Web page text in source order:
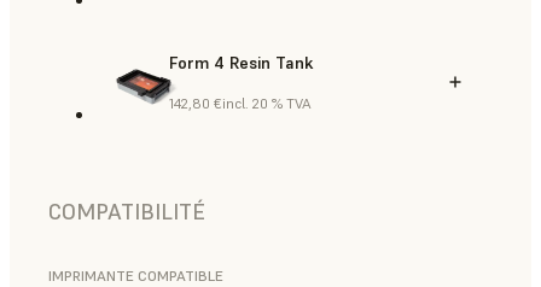
Form 4 Resin Tank
142,80 €incl. 20 % TVA
COMPATIBILITÉ
IMPRIMANTE COMPATIBLE